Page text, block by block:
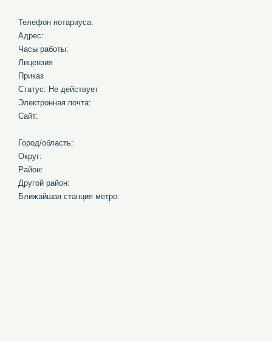
Телефон нотариуса:
Адрес:
Часы работы:
Лицензия
Приказ
Статус: Не действует
Электронная почта:
Сайт:
Город/область:
Округ:
Район:
Другой район:
Ближайшая станция метро: